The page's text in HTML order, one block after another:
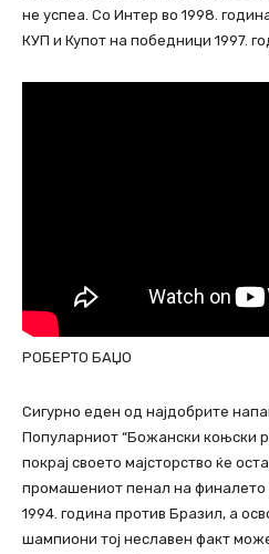
не успеа. Со Интер во 1998.
КУП и Купот на победници 1997.
РОБЕРТО БАЏО
Сигурно еден од најдобрите
Популарниот “Божански коњски
покрај своето мајсторство ќе
промашениот пенал на финалето
1994. година против Бразил, а
шампиони тој неславен факт